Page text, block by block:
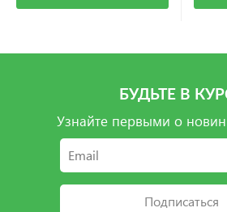
БУДЬТЕ В
Узнайте первыми о
Подписаться